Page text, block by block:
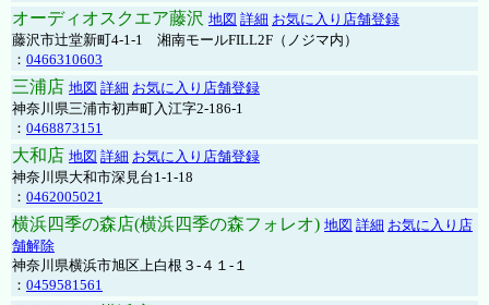
オーディオスクエア藤沢 地図 詳細 お気に入り店舗登録
藤沢市辻堂新町4-1-1 湘南モールFILL2F（ノジマ内）
： 0466310603
三浦店 地図 詳細 お気に入り店舗登録
神奈川県三浦市初声町入江字2-186-1
： 0468873151
大和店 地図 詳細 お気に入り店舗登録
神奈川県大和市深見台1-1-18
： 0462005021
横浜四季の森店(横浜四季の森フォレオ) 地図 詳細 お気に入り店
舗解除
神奈川県横浜市旭区上白根３-４１-１
： 0459581561